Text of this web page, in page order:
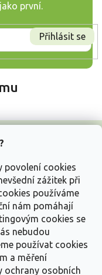
povolení cookies
zážitek při
používáme
nám pomáhají
cookies se
nebudou
používat cookies
a měření
ochrany osobních
první.
Přihlásit se